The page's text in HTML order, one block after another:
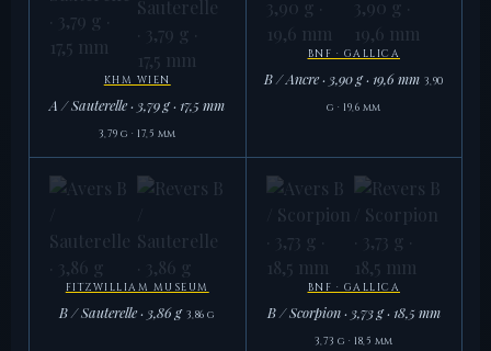
KHM WIEN
A / Sauterelle · 3,79 g · 17,5 mm
3,79 g · 17,5 mm
KHM WIEN
BNF · GALLICA
B / Ancre · 3,90 g · 19,6 mm 3,90
g · 19,6 mm
BNF · GALLICA
B / Ancre · 3,90 g · 19,6 mm
3,90 g
FITZWILLIAM MUSEUM
B / Sauterelle · 3,86 g 3,86 g
BNF · GALLICA
B / Scorpion · 3,73 g · 18,5 mm
3,73 g · 18,5 mm